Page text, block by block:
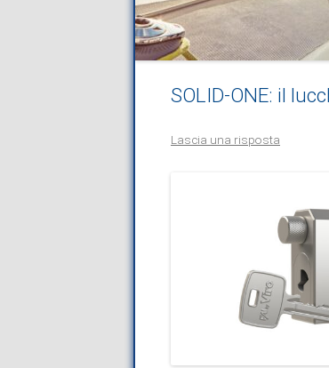
SOLID-ONE: il
Lascia una risposta